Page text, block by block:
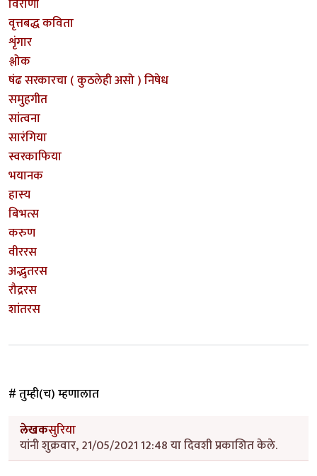
विराणी
वृत्तबद्ध कविता
शृंगार
श्लोक
षंढ सरकारचा ( कुठलेही असो ) निषेध
समुहगीत
सांत्वना
सारंगिया
स्वरकाफिया
भयानक
हास्य
बिभत्स
करुण
वीररस
अद्भुतरस
रौद्ररस
शांतरस
# तुम्ही(च) म्हणालात
लेखकसुरिया
यांनी शुक्रवार, 21/05/2021 12:48 या दिवशी प्रकाशित केले.